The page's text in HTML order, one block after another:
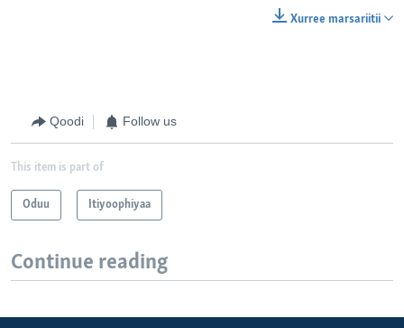
Xurree marsariitii
Qoodi Follow us
This item is part of
Oduu Itiyoophiyaa
Continue reading